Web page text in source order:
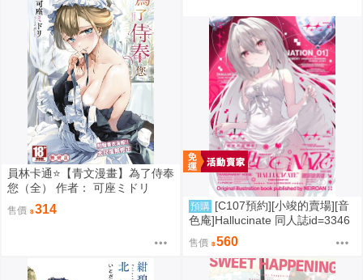
員林卡通⭐️【青文漫畫】為了侍奉
您（全） 作者： 可座ミドリ
售價 314 預購 [C107預約][小竣的賣場][音
色庵]Hallucinate 同人誌id=3346
售價 560